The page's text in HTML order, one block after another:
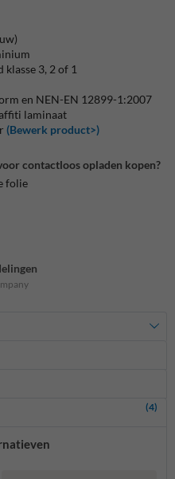
3, 2 of 1
en NEN-EN 12899-1:2007
laminaat
(Bewerk product>)
contactloos opladen kopen?
folie
(4)